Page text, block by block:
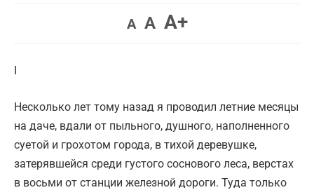
AУменьшить
AВернуть
A+Увеличить
I
Несколько лет тому назад я проводил летние месяцы
на даче, вдали от пыльного, душного, наполненного
суетой и грохотом города, в тихой деревушке,
затерявшейся среди густого соснового леса, верстах
в восьми от станции железной дороги. Туда только